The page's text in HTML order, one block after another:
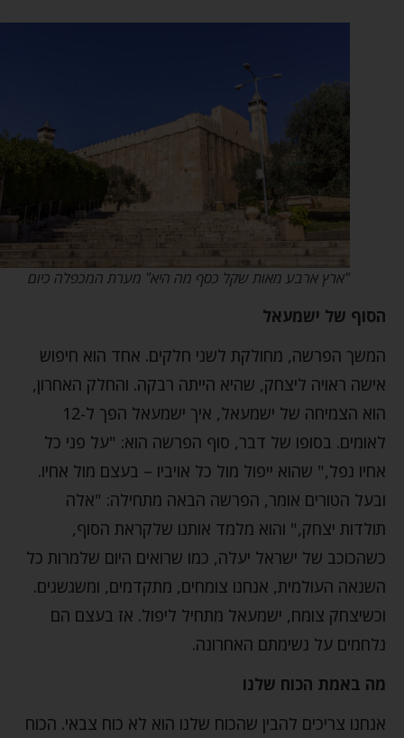
"ארץ ארבע מאות שקל כסף מה היא" מערת המכפלה כיום
הסוף של ישמעאל
המשך הפרשה, מחולקת לשני חלקים. אחד הוא חיפוש
אישה ראויה ליצחק, שהיא הייתה רבקה. והחלק האחרון,
הוא הצמיחה של ישמעאל, איך ישמעאל הפך ל-12
לאומים. בסופו של דבר, סוף הפרשה הוא: "על פני כל
אחיו נפל," שהוא ייפול מול כל אויביו – בעצם מול אחיו.
ובעל הטורים אומר, הפרשה הבאה מתחילה: "אלה
תולדות יצחק," והוא מלמד אותנו שלקראת הסוף,
כשהכוכב של ישראל יעלה, כמו שרואים היום שלמרות כל
השנאה העולמית, אנחנו צומחים, מתקדמים, ומשגשגים.
וכשיצחק צומח, ישמעאל מתחיל ליפול. אז בעצם הם
נלחמים על נשימתם האחרונה.
מה באמת הכוח שלנו
אנחנו צריכים להבין שהכוח שלנו הוא לא כוח צבאי. הכוח